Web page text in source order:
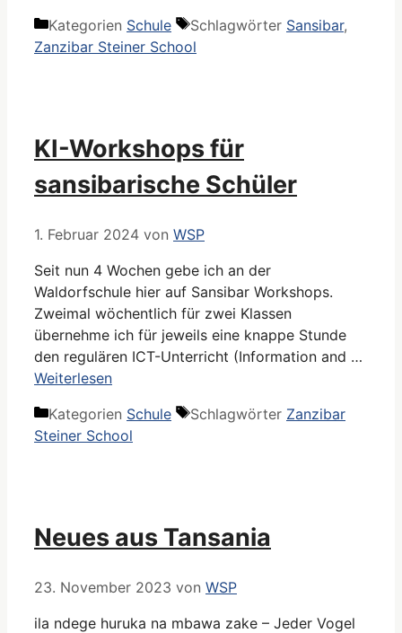
Kategorien Schule Schlagwörter Sansibar,
Zanzibar Steiner School
KI-Workshops für
sansibarische Schüler
1. Februar 2024 von WSP
Seit nun 4 Wochen gebe ich an der
Waldorfschule hier auf Sansibar Workshops.
Zweimal wöchentlich für zwei Klassen
übernehme ich für jeweils eine knappe Stunde
den regulären ICT-Unterricht (Information and …
Weiterlesen
Kategorien Schule Schlagwörter Zanzibar
Steiner School
Neues aus Tansania
23. November 2023 von WSP
ila ndege huruka na mbawa zake – Jeder Vogel